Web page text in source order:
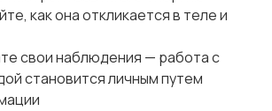
как она откликается в теле и
свои наблюдения — работа с
становится личным путем